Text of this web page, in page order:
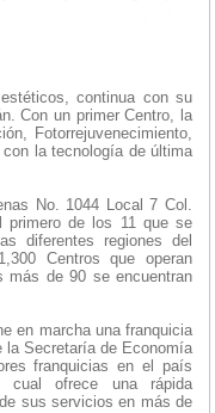
continua con su
Con un primer Centro, la
Fotorrejuvenecimiento,
la tecnología de última
No. 1044 Local 7 Col.
primero de los 11 que se
diferentes regiones del
Centros que operan
más de 90 se encuentran
en marcha una franquicia
la Secretaría de Economía
franquicias en el país
ofrece una rápida
sus servicios en más de